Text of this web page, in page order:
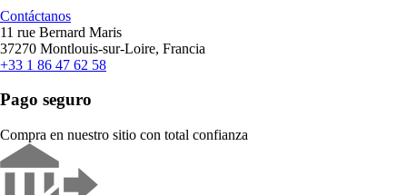
Contáctanos
11 rue Bernard Maris
37270 Montlouis-sur-Loire, Francia
+33 1 86 47 62 58
Pago seguro
Compra en nuestro sitio con total confianza